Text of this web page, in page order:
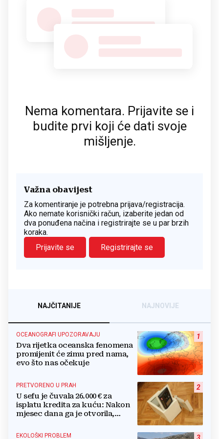
Nema komentara. Prijavite se i
budite prvi koji će dati svoje
mišljenje.
Važna obavijest
Za komentiranje je potrebna prijava/registracija.
Ako nemate korisnički račun, izaberite jedan od
dva ponuđena načina i registrirajte se u par brzih
koraka.
Prijavite se
Registrirajte se
NAJČITANIJE NAJNOVIJE
1
OCEANOGRAFI UPOZORAVAJU
Dva rijetka oceanska fenomena
promijenit će zimu pred nama,
evo što nas očekuje
2
PRETVORENO U PRAH
U sefu je čuvala 26.000 € za
isplatu kredita za kuću: Nakon
mjesec dana ga je otvorila,
3
EKOLOŠKI PROBLEM